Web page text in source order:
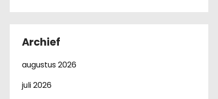
Archief
augustus 2026
juli 2026